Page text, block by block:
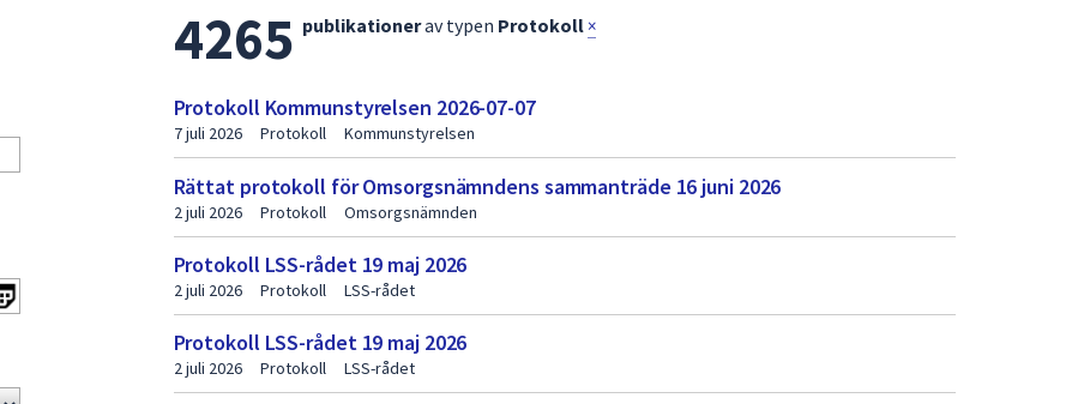
Lista
med
publikationer
sida
1
4265 publikationerav typen Protokoll ×
Protokoll Kommunstyrelsen 2026-07-07
7 juli 2026 Protokoll Kommunstyrelsen
Rättat protokoll för Omsorgsnämndens sammanträde 16 juni 2026
2 juli 2026 Protokoll Omsorgsnämnden
Protokoll LSS-rådet 19 maj 2026
2 juli 2026 Protokoll LSS-rådet
Protokoll LSS-rådet 19 maj 2026
2 juli 2026 Protokoll LSS-rådet